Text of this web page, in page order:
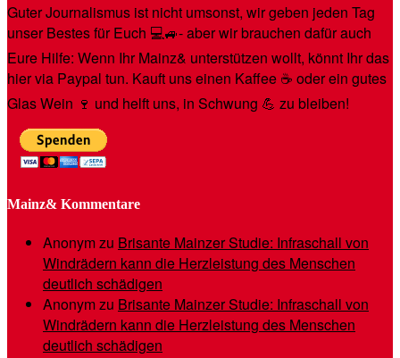
Guter Journalismus ist nicht umsonst, wir geben jeden Tag
unser Bestes für Euch 💻🚙- aber wir brauchen dafür auch
Eure Hilfe: Wenn Ihr Mainz& unterstützen wollt, könnt Ihr das
hier via Paypal tun. Kauft uns einen Kaffee ☕️ oder ein gutes
Glas Wein 🍷 und helft uns, in Schwung 💪 zu bleiben!
Mainz& Kommentare
Anonymzu Brisante Mainzer Studie: Infraschall von
Windrädern kann die Herzleistung des Menschen
deutlich schädigen
Anonymzu Brisante Mainzer Studie: Infraschall von
Windrädern kann die Herzleistung des Menschen
deutlich schädigen